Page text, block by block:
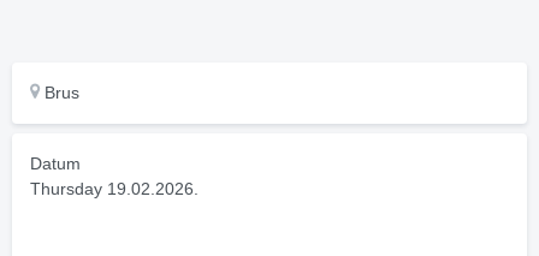
Brus
Datum
Thursday 19.02.2026.